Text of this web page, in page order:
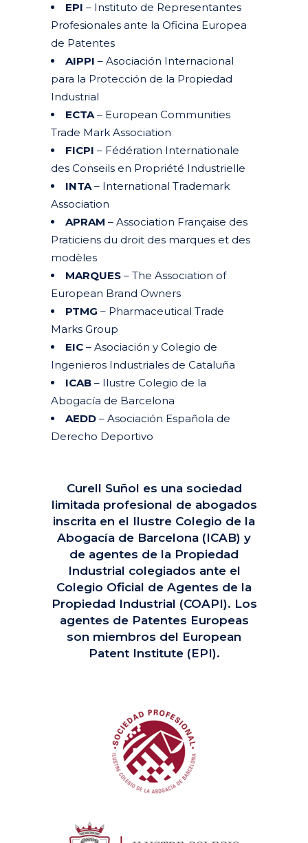
EPI – Instituto de Representantes
Profesionales ante la Oficina Europea
de Patentes
AIPPI – Asociación Internacional
para la Protección de la Propiedad
Industrial
ECTA– European Communities
Trade Mark Association
FICPI – Fédération Internationale
des Conseils en Propriété Industrielle
INTA– International Trademark
Association
APRAM – Association Française des
Praticiens du droit des marques et des
modèles
MARQUES – The Association of
European Brand Owners
PTMG – Pharmaceutical Trade
Marks Group
EIC – Asociación y Colegio de
Ingenieros Industriales de Cataluña
ICAB – Ilustre Colegio de la
Abogacía de Barcelona
AEDD – Asociación Española de
Derecho Deportivo
Curell Suñol es una sociedad
limitada profesional de abogados
inscrita en el Ilustre Colegio de la
Abogacía de Barcelona (ICAB) y
de agentes de la Propiedad
Industrial colegiados ante el
Colegio Oficial de Agentes de la
Propiedad Industrial (COAPI). Los
agentes de Patentes Europeas
son miembros del European
Patent Institute (EPI).